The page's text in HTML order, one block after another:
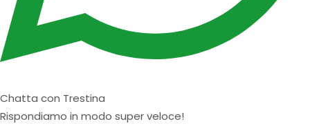
Chatta con Trestina
Rispondiamo in modo super veloce!